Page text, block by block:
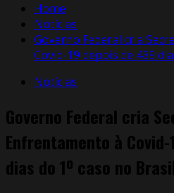
Home
Notícias
Governo Federal cria
Covid-19 depois de 439
Notícias
Governo Federal cria
Enfrentamento à
dias do 1º caso no Brasil